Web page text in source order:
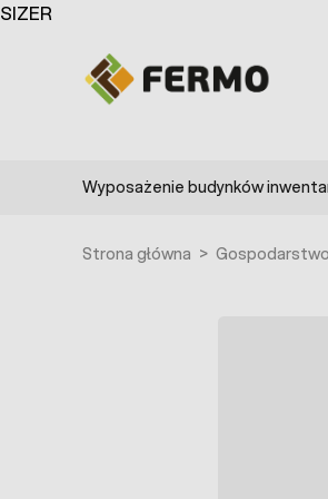
Przejdź do treści
Wyposażenie budynków
Strona główna > Gospodarstwo
SIZER